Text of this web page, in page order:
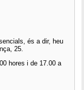
és a dir, heu
25.
hores i de 17.00 a